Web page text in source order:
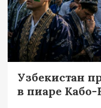
Узбекистан
в пиаре Кабо-